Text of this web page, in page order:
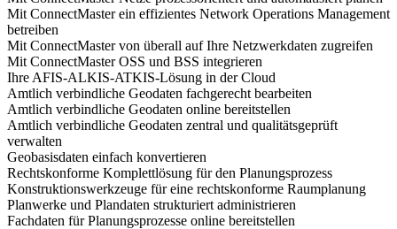
Mit ConnectMaster ein effizientes Network Operations Management
betreiben
Mit ConnectMaster von überall auf Ihre Netzwerkdaten zugreifen
Mit ConnectMaster OSS und BSS integrieren
Ihre AFIS-ALKIS-ATKIS-Lösung in der Cloud
Amtlich verbindliche Geodaten fachgerecht bearbeiten
Amtlich verbindliche Geodaten online bereitstellen
Amtlich verbindliche Geodaten zentral und qualitätsgeprüft
verwalten
Geobasisdaten einfach konvertieren
Rechtskonforme Komplettlösung für den Planungsprozess
Konstruktionswerkzeuge für eine rechtskonforme Raumplanung
Planwerke und Plandaten strukturiert administrieren
Fachdaten für Planungsprozesse online bereitstellen